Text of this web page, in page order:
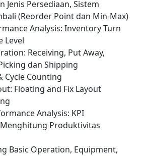
Jenis Persediaan, Sistem
(Reorder Point dan Min-Max)
Analysis: Inventory Turn
Level
Receiving, Put Away,
dan Shipping
Cycle Counting
Floating and Fix Layout
Analysis: KPI
Produktivitas
Basic Operation, Equipment,